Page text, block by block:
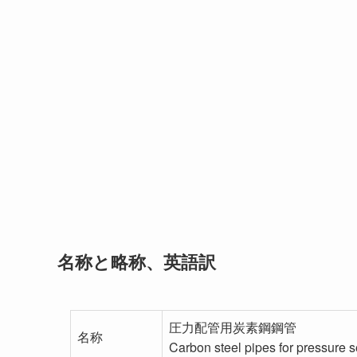
名称と略称、英語訳
名称
圧力配管用炭素鋼鋼管
Carbon steel pipes for pressure